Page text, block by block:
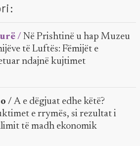
/ Në Prishtinë u hap Muzeu
të Luftës: Fëmijët e
ndajnë kujtimet
/ A e dëgjuat edhe këtë?
e rrymës, si rezultat i
të madh ekonomik